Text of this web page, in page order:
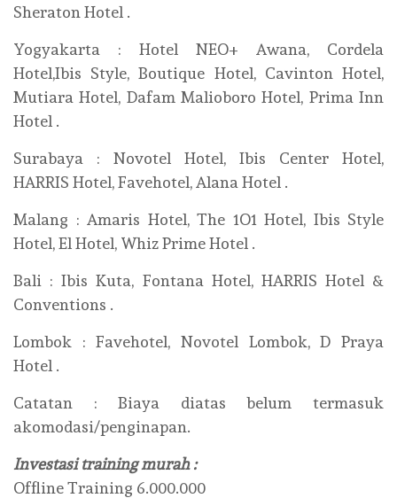
Sheraton Hotel .
Yogyakarta : Hotel NEO+ Awana, Cordela
Hotel,Ibis Style, Boutique Hotel, Cavinton Hotel,
Mutiara Hotel, Dafam Malioboro Hotel, Prima Inn
Hotel .
Surabaya : Novotel Hotel, Ibis Center Hotel,
HARRIS Hotel, Favehotel, Alana Hotel .
Malang : Amaris Hotel, The 1O1 Hotel, Ibis Style
Hotel, El Hotel, Whiz Prime Hotel .
Bali : Ibis Kuta, Fontana Hotel, HARRIS Hotel &
Conventions .
Lombok : Favehotel, Novotel Lombok, D Praya
Hotel .
Catatan : Biaya diatas belum termasuk
akomodasi/penginapan.
Investasi training murah :
Offline Training 6.000.000